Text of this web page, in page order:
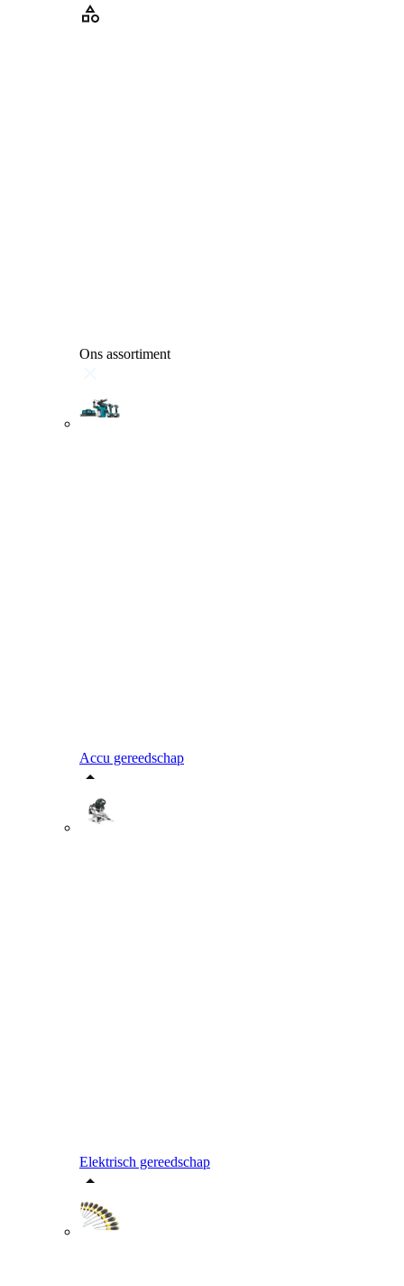
Ons assortiment
Accu gereedschap
Elektrisch gereedschap